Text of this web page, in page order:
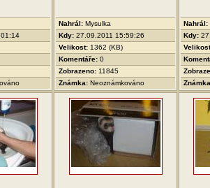
Nahrál: Mysulka
Kdy: 27.09.2011 15:59:26
Velikost: 1362 (KB)
Komentáře: 0
Zobrazeno: 11845
Známka: Neoznámkováno
Nahrál:
Kdy: